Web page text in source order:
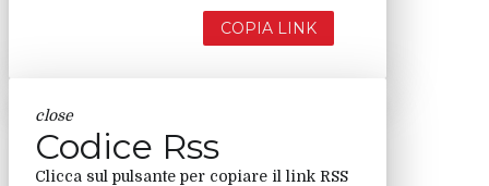
COPIA LINK
close
Codice Rss
Clicca sul pulsante per copiare il link RSS